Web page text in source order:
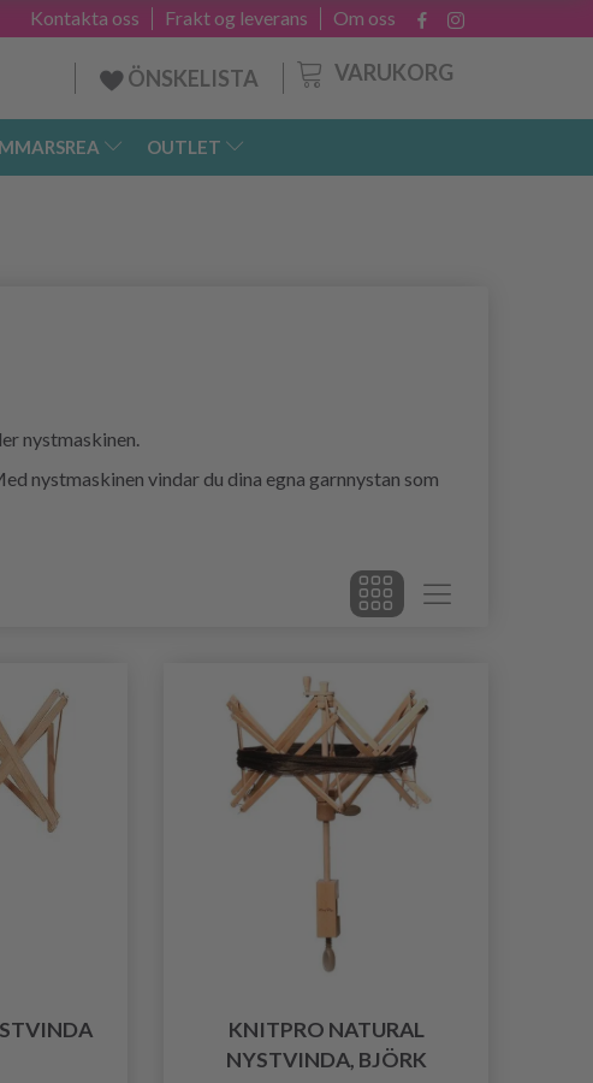
Om oss
Frakt og leverans
Kontakta oss
VARUKORG
ÖNSKELISTA
OUTLET
nystmaskinen.
nystmaskinen vindar du dina egna garnnystan som
KNITPRO NATURAL
NYSTVINDA, BJÖRK